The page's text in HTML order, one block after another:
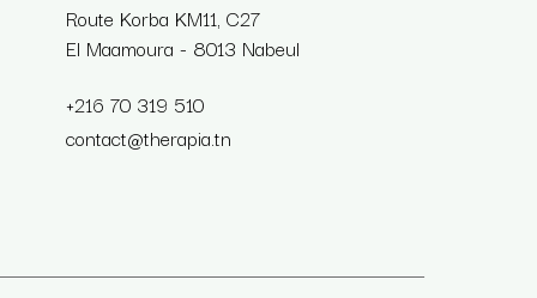
Route Korba KM11, C27
El Maamoura - 8013 Nabeul
+216 70 319 510
contact@therapia.tn